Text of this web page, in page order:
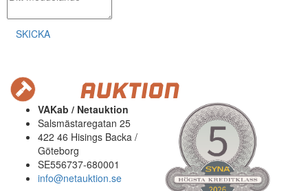
SKICKA
VAKab / Netauktion
Salsmästaregatan 25
422 46 Hisings Backa /
Göteborg
SE556737-680001
info@netauktion.se